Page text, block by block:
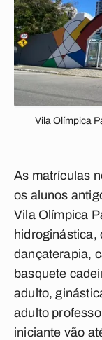
Vila Olímpica
As matrículas
os alunos
Vila Olímpica
hidroginástica,
dançaterapia,
basquete
adulto,
adulto
iniciante vão